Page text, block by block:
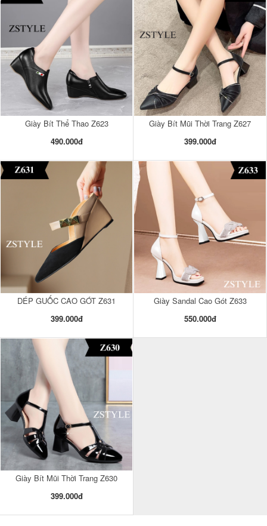
Giày Bít Thể Thao Z623
490.000đ
Giày Bít Mũi Thời Trang Z627
399.000đ
DÉP GUỐC CAO GÓT Z631
399.000đ
Giày Sandal Cao Gót Z633
550.000đ
Giày Bít Mũi Thời Trang Z630
399.000đ